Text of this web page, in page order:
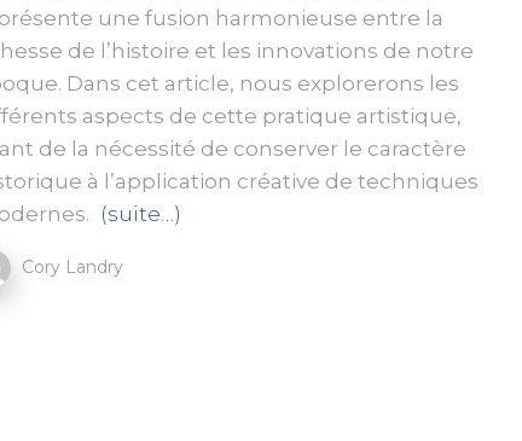
une fusion harmonieuse entre la
de l’histoire et les innovations de notre
Dans cet article, nous explorerons les
aspects de cette pratique artistique,
de la nécessité de conserver le caractère
à l’application créative de techniques
(suite…)
Cory Landry